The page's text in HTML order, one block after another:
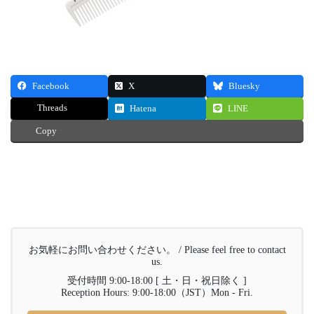
Facebook X Bluesky
Threads Hatena LINE
Copy
お気軽にお問い合わせください。 / Please feel free to contact
us.
受付時間 9:00-18:00 [ 土・日・祝日除く ]
Reception Hours: 9:00-18:00（JST）Mon - Fri.